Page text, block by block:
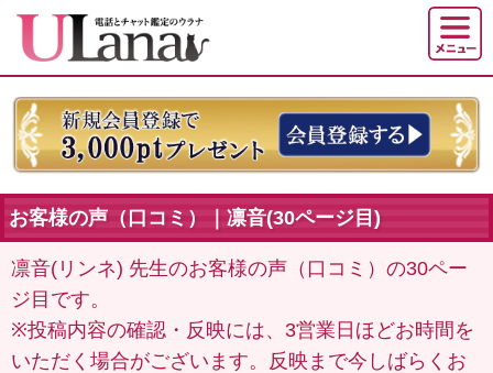
お客様の声（口コミ）｜凛音(30ページ目)
凛音(リンネ) 先生のお客様の声（口コミ）の30ペー
ジ目です。
※投稿内容の確認・反映には、3営業日ほどお時間を
いただく場合がございます。反映まで今しばらくお